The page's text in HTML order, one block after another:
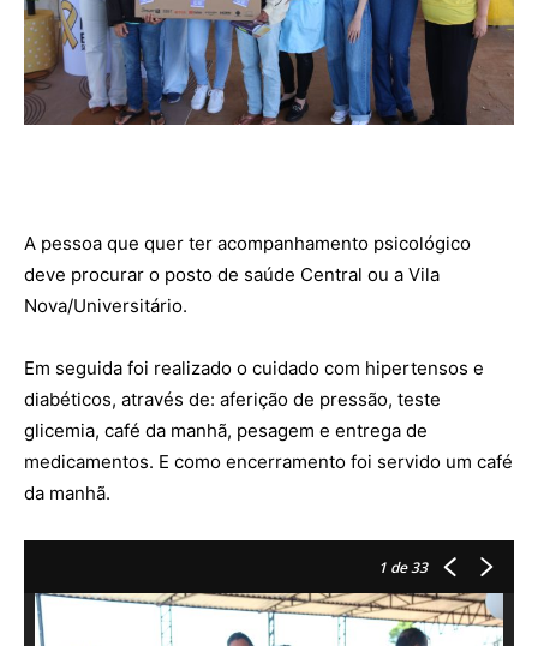
A pessoa que quer ter acompanhamento psicológico
deve procurar o posto de saúde Central ou a Vila
Nova/Universitário.
Em seguida foi realizado o cuidado com hipertensos e
diabéticos, através de: aferição de pressão, teste
glicemia, café da manhã, pesagem e entrega de
medicamentos. E como encerramento foi servido um café
da manhã.
1 de 33